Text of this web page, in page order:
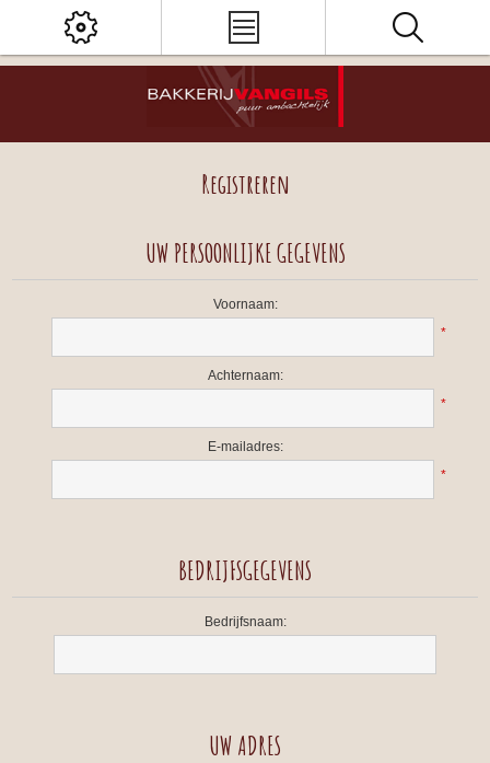
Registreren
UW PERSOONLIJKE GEGEVENS
Voornaam:
*
Achternaam:
*
E-mailadres:
*
BEDRIJFSGEGEVENS
Bedrijfsnaam:
UW ADRES